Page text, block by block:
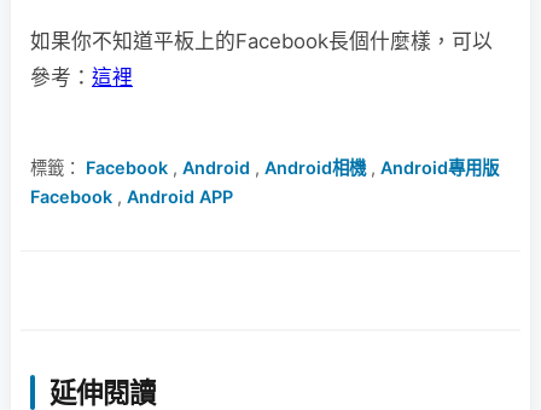
如果你不知道平板上的Facebook長個什麼樣，可以
參考： 這裡
標籤： Facebook , Android , Android相機, Android專用版
Facebook , Android APP
延伸閱讀